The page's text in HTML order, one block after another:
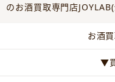
のお酒買取専門店
お酒
▼